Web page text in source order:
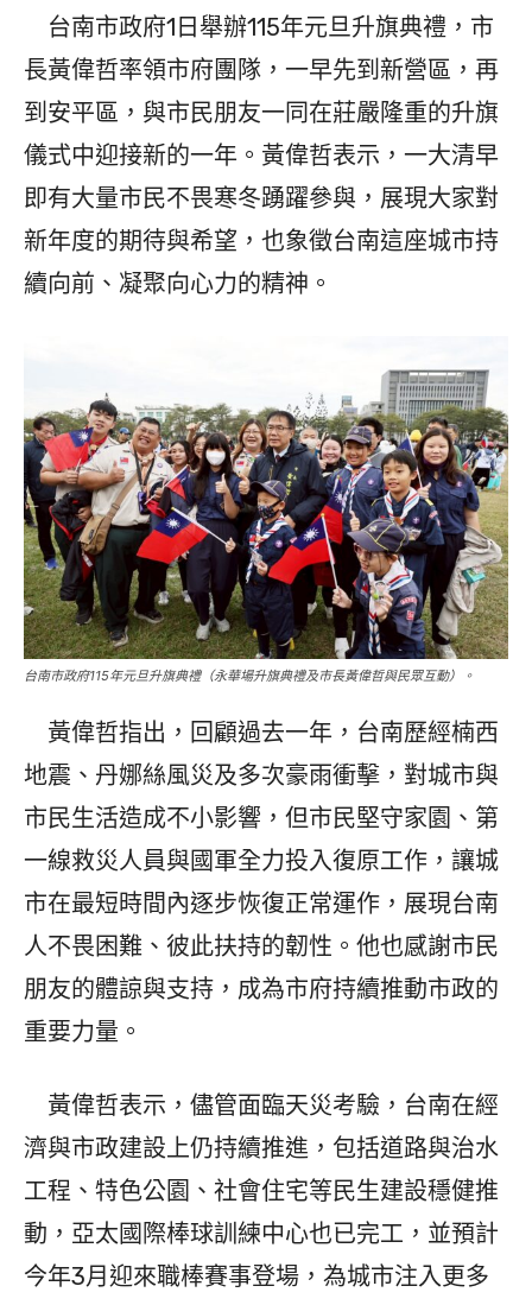
台南市政府1日舉辦115年元旦升旗典禮，市
長黃偉哲率領市府團隊，一早先到新營區，再
到安平區，與市民朋友一同在莊嚴隆重的升旗
儀式中迎接新的一年。黃偉哲表示，一大清早
即有大量市民不畏寒冬踴躍參與，展現大家對
新年度的期待與希望，也象徵台南這座城市持
續向前、凝聚向心力的精神。
台南市政府115年元旦升旗典禮（永華場升旗典禮及市長黃偉哲與民眾互動）。
黃偉哲指出，回顧過去一年，台南歷經楠西
地震、丹娜絲風災及多次豪雨衝擊，對城市與
市民生活造成不小影響，但市民堅守家園、第
一線救災人員與國軍全力投入復原工作，讓城
市在最短時間內逐步恢復正常運作，展現台南
人不畏困難、彼此扶持的韌性。他也感謝市民
朋友的體諒與支持，成為市府持續推動市政的
重要力量。
黃偉哲表示，儘管面臨天災考驗，台南在經
濟與市政建設上仍持續推進，包括道路與治水
工程、特色公園、社會住宅等民生建設穩健推
動，亞太國際棒球訓練中心也已完工，並預計
今年3月迎來職棒賽事登場，為城市注入更多